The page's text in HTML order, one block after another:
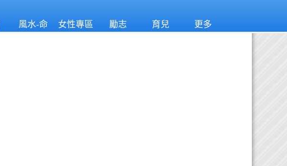
風水-命
女性專區 勵志 育兒 更多